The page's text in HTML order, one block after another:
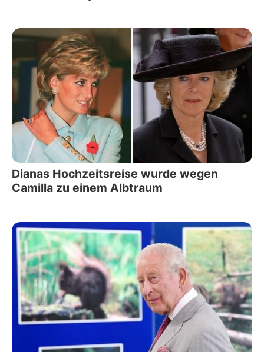
Dianas Hochzeitsreise wurde wegen
Camilla zu einem Albtraum